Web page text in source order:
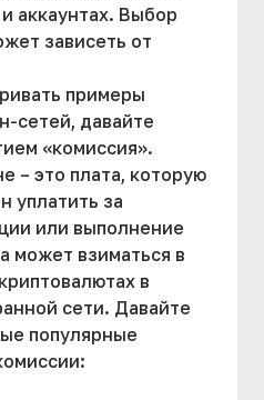
аккаунтах. Выбор
зависеть от
примеры
сетей, давайте
«комиссия».
– это плата, которую
уплатить за
или выполнение
может взиматься в
в
сети. Давайте
популярные